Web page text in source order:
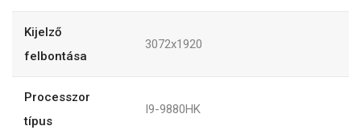
Kijelző
felbontása
3072x1920
Processzor
típus
I9-9880HK